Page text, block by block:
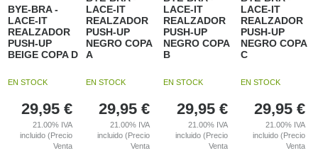
BYE-BRA -
LACE-IT
REALZADOR
PUSH-UP
BEIGE COPA D
EN STOCK
29,95 €
21.00% IVA
incluido (Precio
Venta
LACE-IT
REALZADOR
PUSH-UP
NEGRO COPA
A
EN STOCK
29,95 €
21.00% IVA
incluido (Precio
Venta
LACE-IT
REALZADOR
PUSH-UP
NEGRO COPA
B
EN STOCK
29,95 €
21.00% IVA
incluido (Precio
Venta
LACE-IT
REALZADOR
PUSH-UP
NEGRO COPA
C
EN STOCK
29,95 €
21.00% IVA
incluido (Precio
Venta